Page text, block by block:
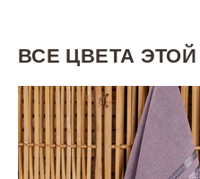
ВСЕ ЦВЕТА